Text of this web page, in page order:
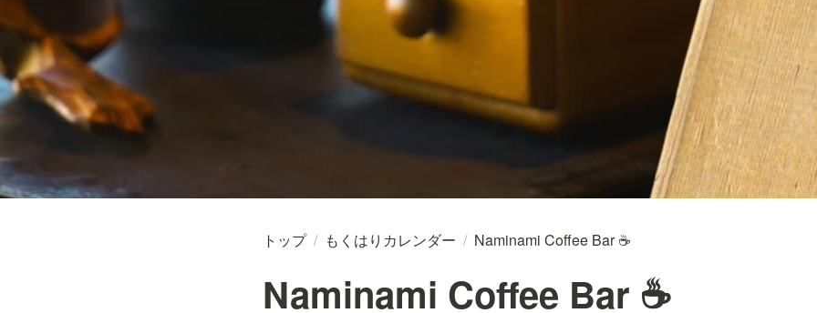
トップ / もくはりカレンダー / Naminami Coffee Bar ☕
Naminami Coffee Bar ☕